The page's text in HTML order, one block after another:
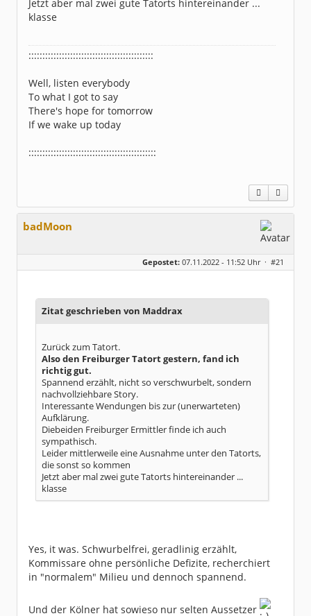
Jetzt aber mal zwei gute Tatorts hintereinander ...
klasse
:::::::::::::::::::::::::::::::::::::::::::::
Well, listen everybody
To what I got to say
There's hope for tomorrow
If we wake up today
::::::::::::::::::::::::::::::::::::::::::::::
badMoon
Gepostet: 07.11.2022 - 11:52 Uhr · #21
Zitat geschrieben von Maddrax
Zurück zum Tatort.
Also den Freiburger Tatort gestern, fand ich
richtig gut.
Spannend erzählt, nicht so verschwurbelt, sondern
nachvollziehbare Story.
Interessante Wendungen bis zur (unerwarteten)
Aufklärung.
Diebeiden Freiburger Ermittler finde ich auch
sympathisch.
Leider mittlerweile eine Ausnahme unter den Tatorts,
die sonst so kommen
Jetzt aber mal zwei gute Tatorts hintereinander ...
klasse
Yes, it was. Schwurbelfrei, geradlinig erzählt,
Kommissare ohne persönliche Defizite, recherchiert
in "normalem" Milieu und dennoch spannend.
Und der Kölner hat sowieso nur selten Aussetzer